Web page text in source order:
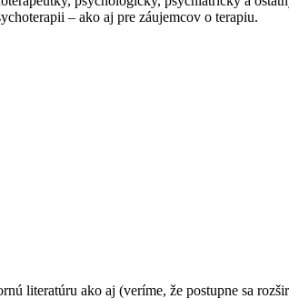
– ako aj pre záujemcov o terapiu.
literatúru ako aj (veríme, že postupne sa